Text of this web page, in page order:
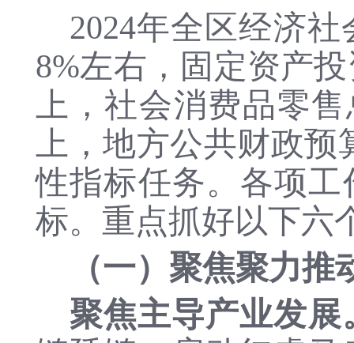
2024年全区经济
8%左右，固定资产
上，社会消费品零售
上，地方公共财政
性指标任务。各项
标。重点抓好以下六
（一）聚焦聚力推
聚焦主导产业发展